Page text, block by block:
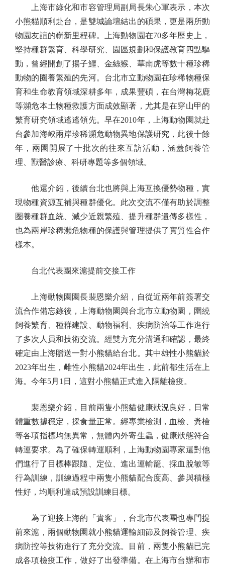
上海市綠化和市容管理局副局長朱心軍表示，本次
小熊貓順利赴台，是雙城論壇結出的碩果，更是兩所動
物園友誼的嶄新里程碑。上海動物園在70多年歷史上，
堅持種群繁育、科學研究、園區規劃和保護教育四點驅
動，曾經開創了揚子鱷、金絲猴、華南虎等數十種珍稀
動物的圈養繁殖的先河。台北市立動物園在珍稀物種保
育和生命教育領域深耕多年，成果豐碩，在台灣梅花鹿
等瀕危本土物種救護方面成效顯著，尤其是在穿山甲的
繁育研究領域遙遙領先。早在2010年，上海動物園就赴
台參加海峽兩岸珍稀瀕危動物異地保護研究，此後十餘
年，兩園開展了十批次的往來互訪活動，涵蓋飼養管
理、獸醫診療、科研專題等多個領域。
他還介紹，後續台北也將與上海互換優勢物種，實
現物種資源互補與種群優化。此次交流不僅有助於調整
圈養種群血統、減少近親繁殖、提升種群遺傳多樣性，
也為兩岸珍稀瀕危物種的保護與管理提供了實質性合作
樣本。
台北代表團來滬提前交接工作
上海動物園園長裴恩樂介紹，自從近兩年前簽署交
流合作備忘錄後，上海動物園與台北市立動物園，圍繞
飼養繁育、種群建設、動物福利、疾病防治等工作進行
了多次人員和技術交流。經雙方充分溝通和確認，最終
確定由上海贈送一對小熊貓給台北。其中雄性小熊貓於
2023年出生，雌性小熊貓2024年出生，此前都生活在上
海。今年5月1日，這對小熊貓正式進入隔離檢疫。
裴恩樂介紹，目前兩隻小熊貓健康狀況良好，日常
體重數據穩定，採食量正常。經專業檢測，血檢、糞檢
等各項指標均無異常，無體內外寄生蟲，健康狀態符合
轉運要求。為了確保轉運順利，上海動物園專家還對他
們進行了目標棒跟隨、定位、進出運輸籠、採血脫敏等
行為訓練，訓練過程中兩隻小熊貓配合度高、參與積極
性好，均順利達成預設訓練目標。
為了迎接上海的「貴客」，台北市代表團也專門提
前來滬，兩個動物園就小熊貓運輸細節及飼養管理、疾
病防控等技術進行了充分交流。目前，兩隻小熊貓已完
成各項檢疫工作，做好了出發準備。在上海市台辦和市